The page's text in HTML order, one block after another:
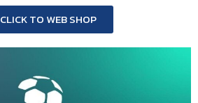
CLICK TO WEB SHOP